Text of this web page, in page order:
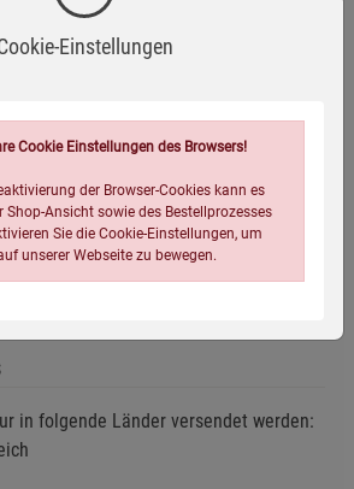
schwere Augenreizung.
Reizungen der Atemwege
in folgende Länder versendet werden:
Einstellungen
Cookie Einstellungen des Browsers!
der Browser-Cookies kann es
Shop-Ansicht sowie des Bestellprozesses
Sie die Cookie-Einstellungen, um
unserer Webseite zu bewegen.